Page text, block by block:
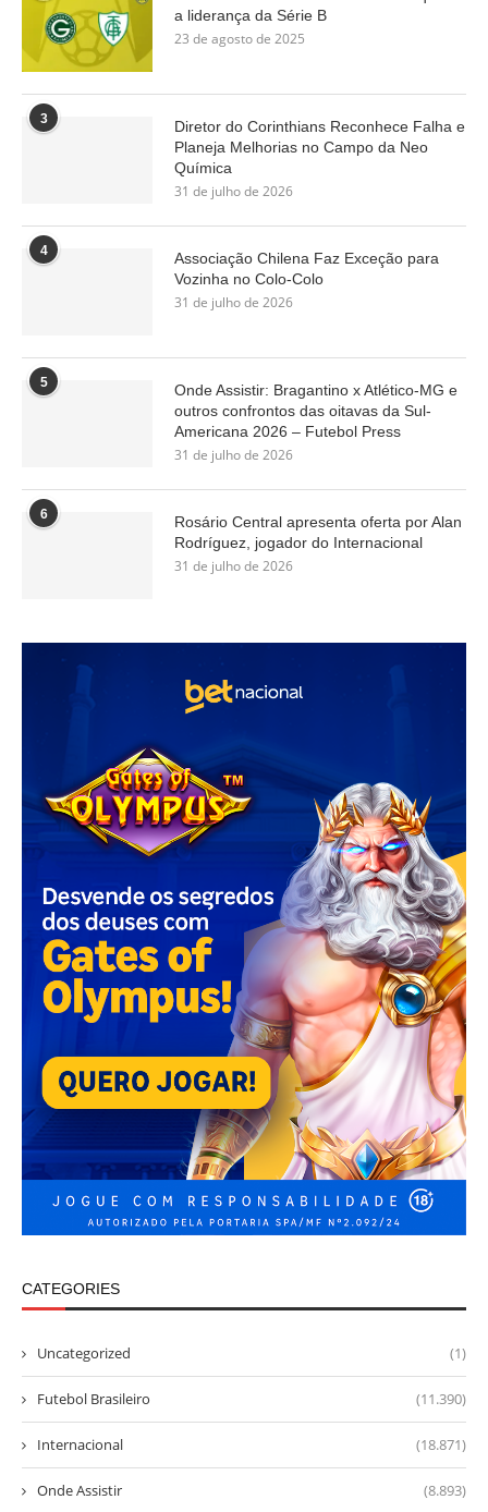
a liderança da Série B
23 de agosto de 2025
3
Diretor do Corinthians Reconhece Falha e
Planeja Melhorias no Campo da Neo
Química
31 de julho de 2026
4
Associação Chilena Faz Exceção para
Vozinha no Colo-Colo
31 de julho de 2026
5
Onde Assistir: Bragantino x Atlético-MG e
outros confrontos das oitavas da Sul-
Americana 2026 – Futebol Press
31 de julho de 2026
6
Rosário Central apresenta oferta por Alan
Rodríguez, jogador do Internacional
31 de julho de 2026
CATEGORIES
Uncategorized (1)
Futebol Brasileiro (11.390)
Internacional (18.871)
Onde Assistir (8.893)